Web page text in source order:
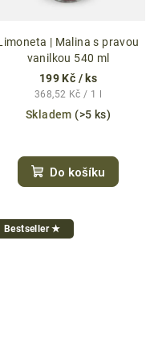
| Malina s pravou
vanilkou 540 ml
199 Kč / ks
Měrná
cena:
368,52 Kč / 1 l
Skladem (>5 ks)
hodnocení
produktu
je
z
5
Do košíku
Bestseller ★